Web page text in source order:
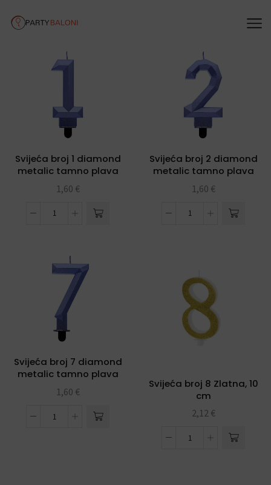
Svijeća broj 1 diamond
metalic tamno plava
1,60 €
Svijeća broj 2 diamond
metalic tamno plava
1,60 €
Svijeća broj 7 diamond
metalic tamno plava
1,60 €
Svijeća broj 8 Zlatna, 10
cm
2,12 €